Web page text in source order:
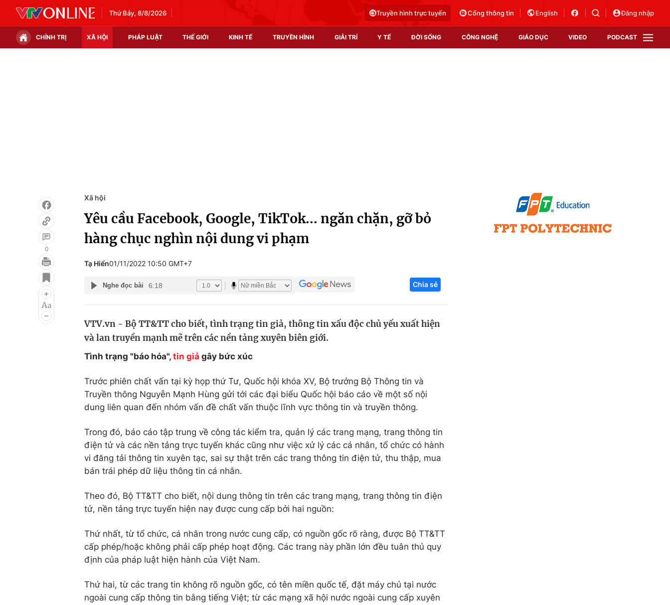
Thứ Bảy, 8/8/2026 Truyền hình trực tuyến Cổng thông tin English Đăng nhập
CHÍNH TRỊ XÃ HỘI PHÁP LUẬT THẾ GIỚI KINH TẾ TRUYỀN HÌNH GIẢI TRÍ Y TẾ ĐỜI SỐNG CÔNG NGHỆ GIÁO DỤC VIDEO PODCAST
Infographic
Điện ảnh
Âm nhạc
Du lịch
Chất lượng cuộc sống
Tuyển sinh
Hitech Công nghệ tương lai
Thị trường
Giao lưu trực tuyến
0
Xã hội
Yêu cầu Facebook, Google, TikTok... ngăn chặn, gỡ bỏ
hàng chục nghìn nội dung vi phạm
Tạ Hiển01/11/2022 10:50 GMT+7
Nghe đọc bài 6:18 Chia sẻ
VTV.vn - Bộ TT&TT cho biết, tình trạng tin giả, thông tin xấu độc chủ yếu xuất hiện
và lan truyền mạnh mẽ trên các nền tảng xuyên biên giới.
Tình trạng "báo hóa", tin giả gây bức xúc
Trước phiên chất vấn tại kỳ họp thứ Tư, Quốc hội khóa XV, Bộ trưởng Bộ Thông tin và
Truyền thông Nguyễn Mạnh Hùng gửi tới các đại biểu Quốc hội báo cáo về một số nội
dung liên quan đến nhóm vấn đề chất vấn thuộc lĩnh vực thông tin và truyền thông.
Trong đó, báo cáo tập trung về công tác kiểm tra, quản lý các trang mạng, trang thông tin
điện tử và các nền tảng trực tuyến khác cũng như việc xử lý các cá nhân, tổ chức có hành
vi đăng tải thông tin xuyên tạc, sai sự thật trên các trang thông tin điện tử, thu thập, mua
bán trái phép dữ liệu thông tin cá nhân.
Theo đó, Bộ TT&TT cho biết, nội dung thông tin trên các trang mạng, trang thông tin điện
tử, nền tảng trực tuyến hiện nay được cung cấp bởi hai nguồn:
Thứ nhất, từ tổ chức, cá nhân trong nước cung cấp, có nguồn gốc rõ ràng, được Bộ TT&TT
cấp phép/hoặc không phải cấp phép hoạt động. Các trang này phần lớn đều tuân thủ quy
định của pháp luật hiện hành của Việt Nam.
Thứ hai, từ các trang tin không rõ nguồn gốc, có tên miền quốc tế, đặt máy chủ tại nước
ngoài cung cấp thông tin bằng tiếng Việt; từ các mạng xã hội nước ngoài cung cấp xuyên